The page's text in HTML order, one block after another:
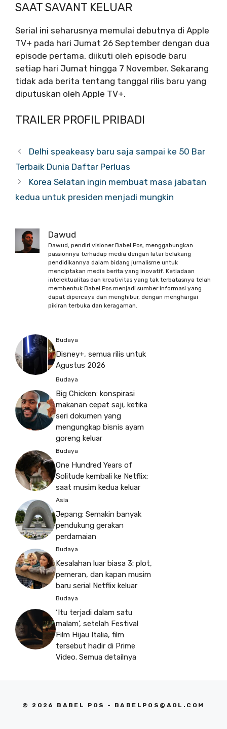
SAAT SAVANT KELUAR
Serial ini seharusnya memulai debutnya di Apple
TV+ pada hari Jumat 26 September dengan dua
episode pertama, diikuti oleh episode baru
setiap hari Jumat hingga 7 November. Sekarang
tidak ada berita tentang tanggal rilis baru yang
diputuskan oleh Apple TV+.
TRAILER PROFIL PRIBADI
Delhi speakeasy baru saja sampai ke 50 Bar
Terbaik Dunia Daftar Perluas
Korea Selatan ingin membuat masa jabatan
kedua untuk presiden menjadi mungkin
Dawud
Dawud, pendiri visioner Babel Pos, menggabungkan
passionnya terhadap media dengan latar belakang
pendidikannya dalam bidang jurnalisme untuk
menciptakan media berita yang inovatif. Ketiadaan
intelektualitas dan kreativitas yang tak terbatasnya telah
membentuk Babel Pos menjadi sumber informasi yang
dapat dipercaya dan menghibur, dengan menghargai
pikiran terbuka dan keragaman.
Budaya
Disney+, semua rilis untuk
Agustus 2026
Budaya
Big Chicken: konspirasi
makanan cepat saji, ketika
seri dokumen yang
mengungkap bisnis ayam
goreng keluar
Budaya
One Hundred Years of
Solitude kembali ke Netflix:
saat musim kedua keluar
Asia
Jepang: Semakin banyak
pendukung gerakan
perdamaian
Budaya
Kesalahan luar biasa 3: plot,
pemeran, dan kapan musim
baru serial Netflix keluar
Budaya
‘Itu terjadi dalam satu
malam’, setelah Festival
Film Hijau Italia, film
tersebut hadir di Prime
Video. Semua detailnya
© 2026 BABEL POS - BABELPOS@AOL.COM